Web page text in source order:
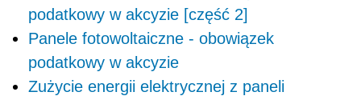
podatkowy w akcyzie [część 2]
Panele fotowoltaiczne - obowiązek
podatkowy w akcyzie
Zużycie energii elektrycznej z paneli